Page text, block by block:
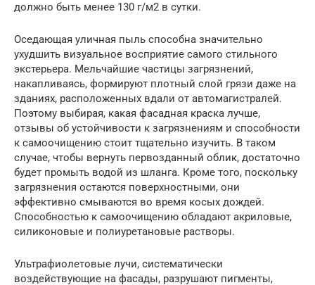
должно быть менее 130 г/м2 в сутки.
Оседающая уличная пыль способна значительно
ухудшить визуальное восприятие самого стильного
экстерьера. Мельчайшие частицы загрязнений,
накапливаясь, формируют плотный слой грязи даже на
зданиях, расположенных вдали от автомагистралей.
Поэтому выбирая, какая фасадная краска лучше,
отзывы об устойчивости к загрязнениям и способности
к самоочищению стоит тщательно изучить. В таком
случае, чтобы вернуть первозданный облик, достаточно
будет промыть водой из шланга. Кроме того, поскольку
загрязнения остаются поверхностными, они
эффективно смываются во время косых дождей.
Способностью к самоочищению обладают акриловые,
силиконовые и полиуретановые растворы.
Ультрафиолетовые лучи, систематически
воздействующие на фасады, разрушают пигменты,